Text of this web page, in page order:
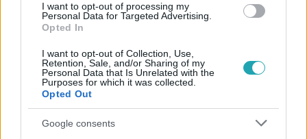
I want to opt-out of processing my
Personal Data for Targeted Advertising.
Opted In
I want to opt-out of Collection, Use,
Retention, Sale, and/or Sharing of my
Personal Data that Is Unrelated with the
Purposes for which it was collected.
Opted Out
Google consents
Népszerű